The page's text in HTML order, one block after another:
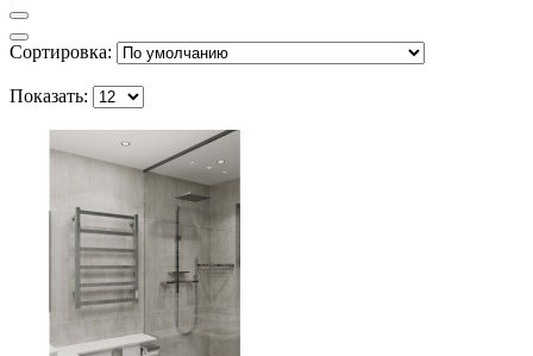
Сортировка:
Показать: